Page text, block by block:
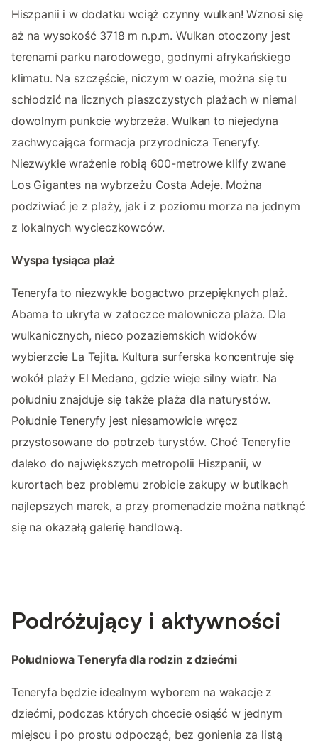
Hiszpanii i w dodatku wciąż czynny wulkan! Wznosi się
aż na wysokość 3718 m n.p.m. Wulkan otoczony jest
terenami parku narodowego, godnymi afrykańskiego
klimatu. Na szczęście, niczym w oazie, można się tu
schłodzić na licznych piaszczystych plażach w niemal
dowolnym punkcie wybrzeża. Wulkan to niejedyna
zachwycająca formacja przyrodnicza Teneryfy.
Niezwykłe wrażenie robią 600-metrowe klify zwane
Los Gigantes na wybrzeżu Costa Adeje. Można
podziwiać je z plaży, jak i z poziomu morza na jednym
z lokalnych wycieczkowców.
Wyspa tysiąca plaż
Teneryfa to niezwykłe bogactwo przepięknych plaż.
Abama to ukryta w zatoczce malownicza plaża. Dla
wulkanicznych, nieco pozaziemskich widoków
wybierzcie La Tejita. Kultura surferska koncentruje się
wokół plaży El Medano, gdzie wieje silny wiatr. Na
południu znajduje się także plaża dla naturystów.
Południe Teneryfy jest niesamowicie wręcz
przystosowane do potrzeb turystów. Choć Teneryfie
daleko do największych metropolii Hiszpanii, w
kurortach bez problemu zrobicie zakupy w butikach
najlepszych marek, a przy promenadzie można natknąć
się na okazałą galerię handlową.
Podróżujący i aktywności
Południowa Teneryfa dla rodzin z dziećmi
Teneryfa będzie idealnym wyborem na wakacje z
dziećmi, podczas których chcecie osiąść w jednym
miejscu i po prostu odpocząć, bez gonienia za listą